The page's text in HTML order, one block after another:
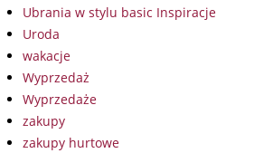
Ubrania w stylu basic Inspiracje
Uroda
wakacje
Wyprzedaż
Wyprzedaże
zakupy
zakupy hurtowe